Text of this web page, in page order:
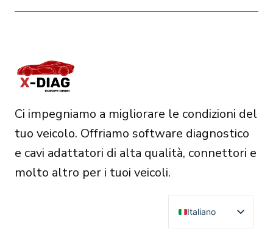
Ci impegniamo a migliorare le condizioni del
tuo veicolo. Offriamo software diagnostico
e cavi adattatori di alta qualità, connettori e
molto altro per i tuoi veicoli.
Italiano
English